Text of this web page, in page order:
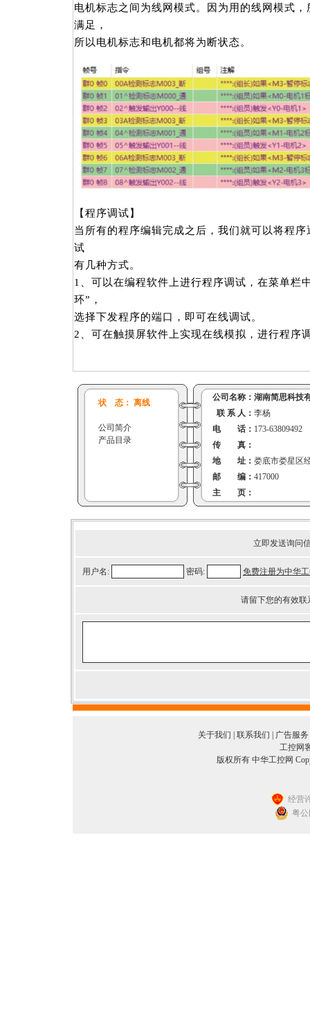
电机标志之间为线网模式。因为用的线网模式
满足，
所以电机标志和电机都将为断状态。
【程序调试】
当所有的程序编辑完成之后，我们就可以将程
试
有几种方式。
1、可以在编程软件上进行程序调试，在菜单栏
环”，
选择下发程序的端口，即可在线调试。
2、可在触摸屏软件上实现在线模拟，进行程序
状 态： 离线
公司简介
产品目录
公司名称： 湖南简思科技
联 系 人： 李杨
电 话： 173-63809492
传 真：
地 址： 娄底市娄星区
邮 编： 417000
主 页：
立即发送询问
用户名: 密码: 免费注册为中华
请留下您的有效
关于我们 联系我们 广告服务
工控网
版权所有 中华工控网
经营
粤公